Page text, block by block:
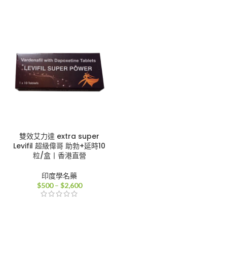
雙效艾力達 extra super
Levifil 超級偉哥 助勃+延時10
粒/盒丨香港直營
印度學名藥
$500 – $2,600價